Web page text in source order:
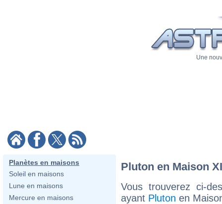
Une
Planètes en maisons
Soleil en maisons
Lune en maisons
Mercure en maisons
Pluton en Maison XI
Vous trouverez ci-
ayant Pluton en